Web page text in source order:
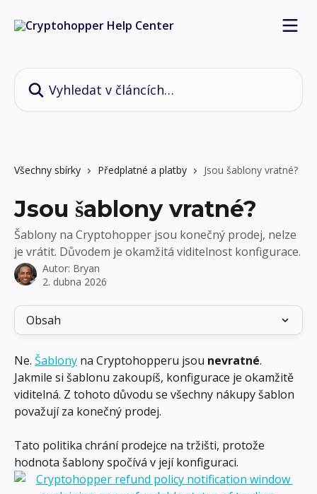
Všechny sbírky Předplatné a platby Jsou šablony vratné?
Jsou šablony vratné?
Šablony na Cryptohopper jsou konečný prodej, nelze
je vrátit. Důvodem je okamžitá viditelnost konfigurace.
Autor: Bryan
2. dubna 2026
Obsah
Ne. Šablony na Cryptohopperu jsou nevratné.
Jakmile si šablonu zakoupíš, konfigurace je okamžitě
viditelná. Z tohoto důvodu se všechny nákupy šablon
považují za konečný prodej.
Tato politika chrání prodejce na tržišti, protože
hodnota šablony spočívá v její konfiguraci.